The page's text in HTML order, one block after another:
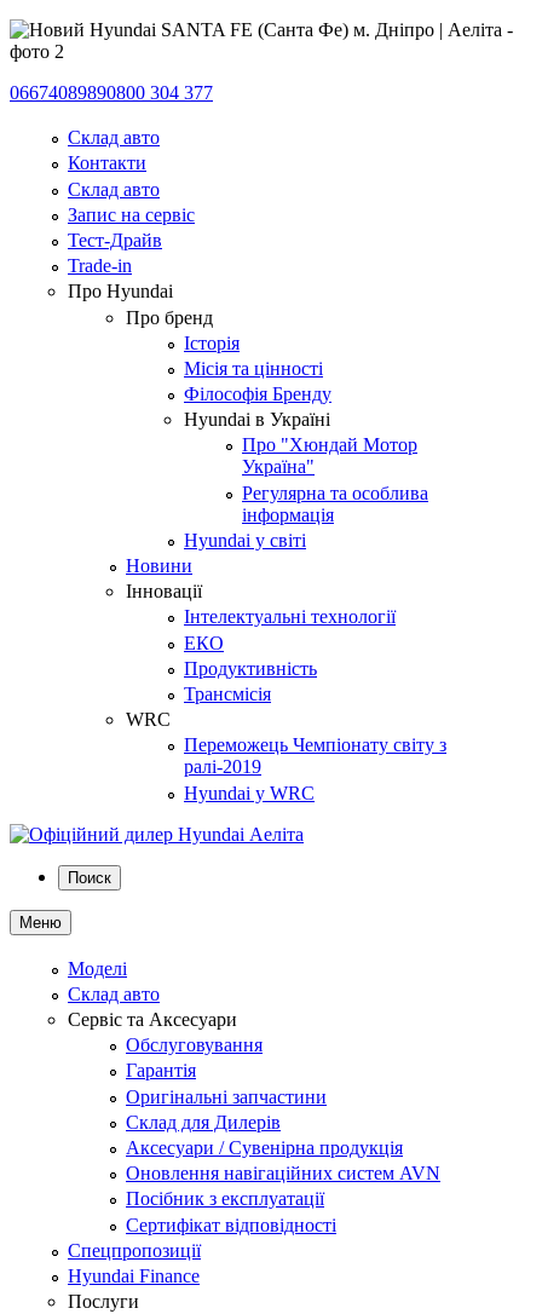
06674089890800 304 377
Склад авто
Контакти
Склад авто
Запис на сервіс
Тест-Драйв
Trade-in
Про Hyundai
Про бренд
Історія
Місія та цінності
Філософія Бренду
Hyundai в Україні
Про "Хюндай Мотор
Україна"
Регулярна та особлива
інформація
Hyundai у світі
Новини
Інновації
Інтелектуальні технології
ЕКО
Продуктивність
Трансмісія
WRC
Переможець Чемпіонату світу з
ралі-2019
Hyundai у WRC
Поиск
Меню
Моделі
Склад авто
Сервіс та Аксесуари
Обслуговування
Гарантія
Оригінальні запчастини
Склад для Дилерів
Аксесуари / Сувенірна продукція
Оновлення навігаційних систем AVN
Посібник з експлуатації
Сертифікат відповідності
Спецпропозиції
Hyundai Finance
Послуги